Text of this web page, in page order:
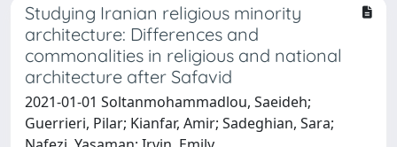
Studying Iranian religious minority
architecture: Differences and
commonalities in religious and national
architecture after Safavid
2021-01-01 Soltanmohammadlou, Saeideh;
Guerrieri, Pilar; Kianfar, Amir; Sadeghian, Sara;